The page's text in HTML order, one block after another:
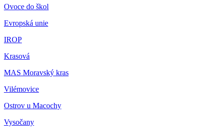
Ovoce do škol
Evropská unie
IROP
Krasová
MAS Moravský kras
Vilémovice
Ostrov u Macochy
Vysočany